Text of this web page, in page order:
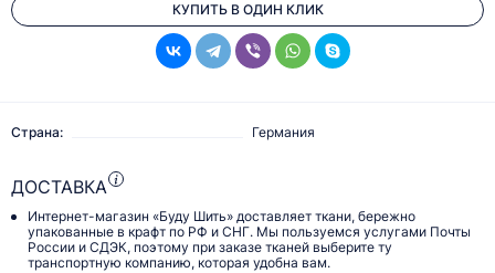
КУПИТЬ В ОДИН КЛИК
Страна: Германия
ДОСТАВКА
Интернет-магазин «Буду Шить» доставляет ткани, бережно
упакованные в крафт по РФ и СНГ. Мы пользуемся услугами Почты
России и СДЭК, поэтому при заказе тканей выберите ту
транспортную компанию, которая удобна вам.